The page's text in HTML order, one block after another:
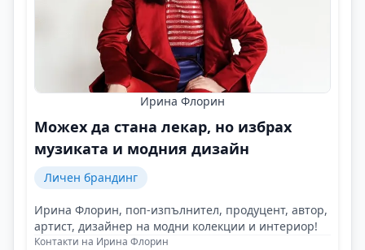
Ирина Флорин
Можех да стана лекар, но избрах
музиката и модния дизайн
Личен брандинг
Ирина Флорин, поп-изпълнител, продуцент, автор,
артист, дизайнер на модни колекции и интериор!
Контакти на Ирина Флорин